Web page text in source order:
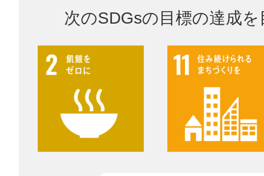
次のSDGsの目標の達成
多度津
厚木